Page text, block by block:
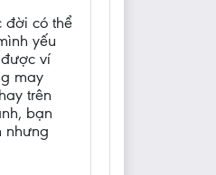
đời có thể
yếu
ví
may
trên
bạn
nhưng